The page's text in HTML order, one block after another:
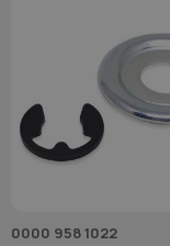
0000 958 1022